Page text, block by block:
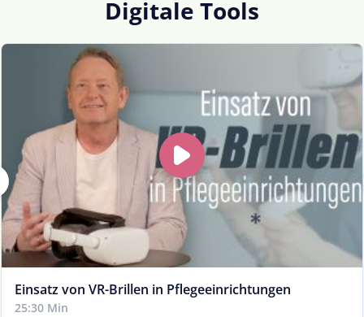
Digitale Tools
Einsatz von VR-Brillen in Pflegeeinrichtungen
25:30 Min